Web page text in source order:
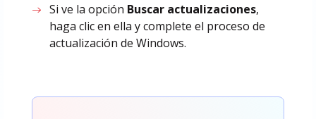
Si ve la opción Buscar actualizaciones,
haga clic en ella y complete el proceso de
actualización de Windows.